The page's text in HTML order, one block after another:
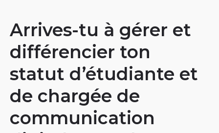
Arrives-tu à gérer et
différencier ton
statut d’étudiante et
de chargée de
communication